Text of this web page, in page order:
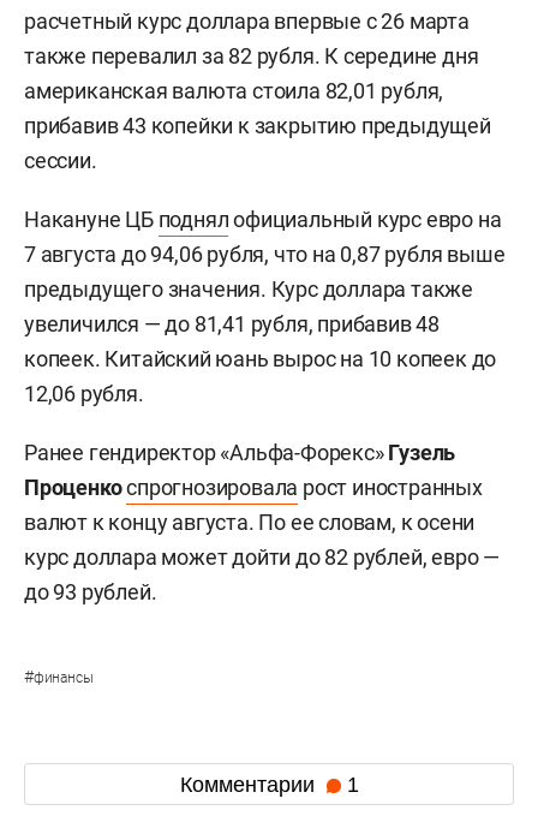
расчетный курс доллара впервые с 26 марта
также перевалил за 82 рубля. К середине дня
американская валюта стоила 82,01 рубля,
прибавив 43 копейки к закрытию предыдущей
сессии.
Накануне ЦБ поднялофициальный курс евро на
7 августа до 94,06 рубля, что на 0,87 рубля выше
предыдущего значения. Курс доллара также
увеличился — до 81,41 рубля, прибавив 48
копеек. Китайский юань вырос на 10 копеек до
12,06 рубля.
Ранее гендиректор «Альфа-Форекс»Гузель
Проценкоспрогнозировала рост иностранных
валют к концу августа. По ее словам, к осени
курс доллара может дойти до 82 рублей, евро —
до 93 рублей.
#финансы
Комментарии 1